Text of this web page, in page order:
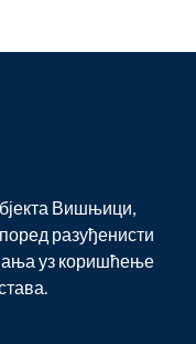
Вишњици,
разуђенисти
уз коришћење